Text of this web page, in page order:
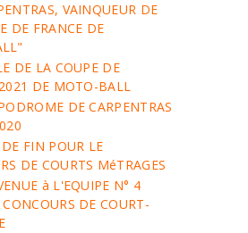
VAINQUEUR DE
DE FRANCE DE
DE LA COUPE DE
DE MOTO-BALL
DE CARPENTRAS
FIN POUR LE
DE COURTS MéTRAGES
à L'EQUIPE N° 4
DE COURT-